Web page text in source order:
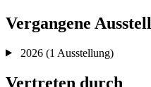
Vergangene
2026 (1 Ausstellung)
Vertreten durch